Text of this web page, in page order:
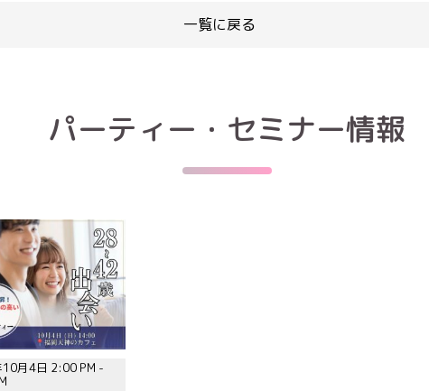
一覧に戻る
パーティー・セミナー情報
月4日 2:00 PM -